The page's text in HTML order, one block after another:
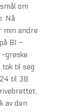
om
Nå
min andre
BI –
greske
tok til seg
til 38
av den